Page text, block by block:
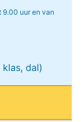
9.00 uur en van
klas, dal)